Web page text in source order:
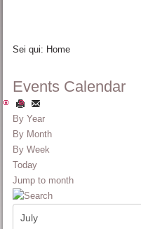
Sei qui: Home
Events Calendar
By Year
By Month
By Week
Today
Jump to month